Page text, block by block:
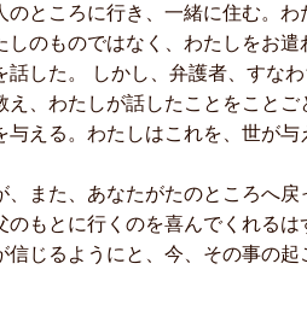
のところに行き、一緒に住む。
しのものではなく、わたしをお
話した。 しかし、弁護者、すな
え、わたしが話したことをこと
与える。わたしはこれを、世が
また、あなたがたのところへ
のもとに行くのを喜んでくれる
信じるようにと、今、その事の